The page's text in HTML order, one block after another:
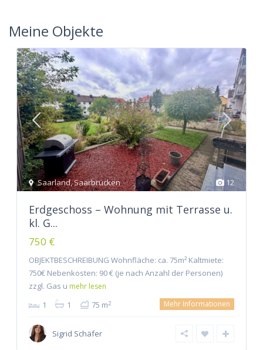
Meine Objekte
12
Saarland,Saarbrücken
Erdgeschoss – Wohnung mit Terrasse u.
kl. G...
750 €
OBJEKTBESCHREIBUNG Wohnfläche: ca. 75m² Kaltmiete:
750€ Nebenkosten: 90 € (je nach Anzahl der Personen)
zzgl. Gas u mehr lesen
1 1 75 m2 Mehr Informationen
Sigrid Schäfer